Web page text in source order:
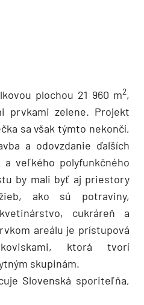
plochou 21 960 m2,
prvkami zelene. Projekt
sa však týmto nekončí,
a odovzdanie ďalších
a veľkého polyfunkčného
by mali byť aj priestory
ako sú potraviny,
cukráreň a
areálu je prístupová
ktorá tvorí
skupinám.
Slovenská sporiteľňa,